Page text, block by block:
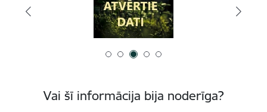
Vai šī informācija bija noderīga?